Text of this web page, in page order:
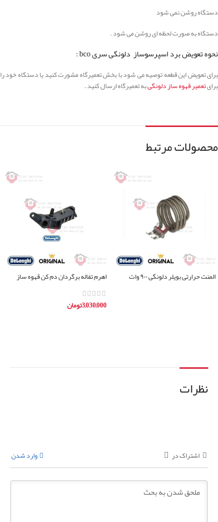
دستگاه روشن نمی شود
دستگاه به صورت لحظه ای روشن می شود .
نحوه تعویض برد اسپرسوساز دلونگی سری bco :
برای تعویض این قطعه توصیه می شود با بخش تعمیرگاه مشورت کنید یا دستگاه خود را
برایتعمیر قهوه ساز دلونگیبه تعمیرگاه ارسال کنید .
محصولات مرتبط
المنت حرارتی بویلر دلونگی ۹۰۰ وات
اهرم تفاله برگردان دم کن قهوه ساز
دلونگی
3,030,000تومان
نظرات
اشتراک در وارد شدن